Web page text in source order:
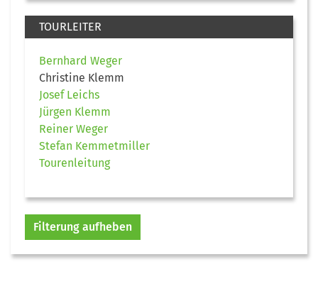
TOURLEITER
Bernhard Weger
Christine Klemm
Josef Leichs
Jürgen Klemm
Reiner Weger
Stefan Kemmetmiller
Tourenleitung
Filterung aufheben